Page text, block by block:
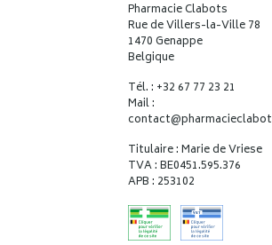
Pharmacie Clabots
Rue de Villers-la-Ville 78
1470 Genappe
Belgique
Tél. : +32 67 77 23 21
Mail :
contact@
Titulaire : Marie de Vriese
TVA : BE0451.595.376
APB : 253102